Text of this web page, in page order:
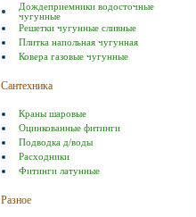
Дождеприемники водосточные
чугунные
Решетки чугунные сливные
Плитка напольная чугунная
Ковера газовые чугунные
Сантехника
Краны шаровые
Оцинкованные фитинги
Подводка д/воды
Расходники
Фитинги латунные
Разное